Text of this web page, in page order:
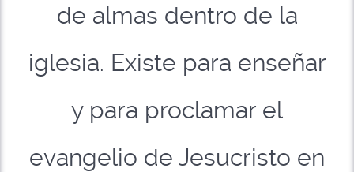
de almas dentro de la
iglesia. Existe para enseñar
y para proclamar el
evangelio de Jesucristo en